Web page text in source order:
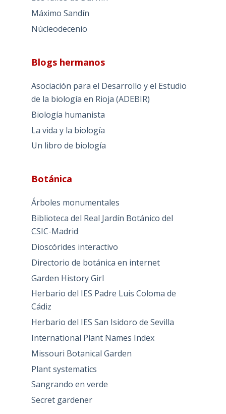
Máximo Sandín
Núcleodecenio
Blogs hermanos
Asociación para el Desarrollo y el Estudio
de la biología en Rioja (ADEBIR)
Biología humanista
La vida y la biología
Un libro de biología
Botánica
Árboles monumentales
Biblioteca del Real Jardín Botánico del
CSIC-Madrid
Dioscórides interactivo
Directorio de botánica en internet
Garden History Girl
Herbario del IES Padre Luis Coloma de
Cádiz
Herbario del IES San Isidoro de Sevilla
International Plant Names Index
Missouri Botanical Garden
Plant systematics
Sangrando en verde
Secret gardener